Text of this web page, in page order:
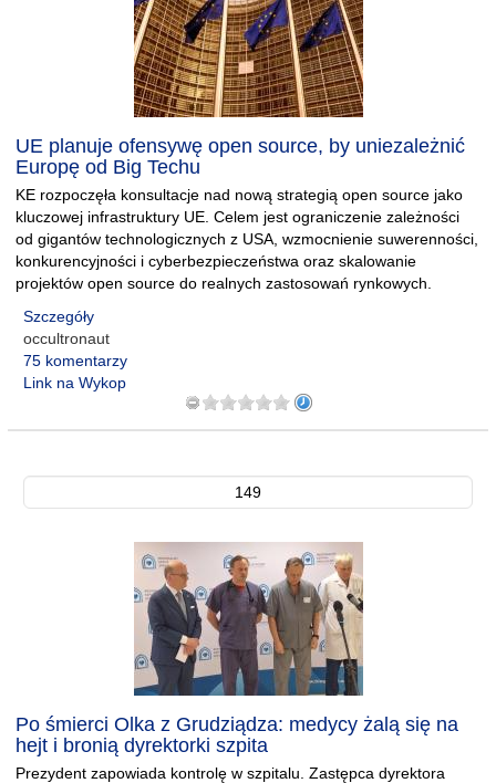
UE planuje ofensywę open source, by uniezależnić
Europę od Big Techu
KE rozpoczęła konsultacje nad nową strategią open source jako
kluczowej infrastruktury UE. Celem jest ograniczenie zależności
od gigantów technologicznych z USA, wzmocnienie suwerenności,
konkurencyjności i cyberbezpieczeństwa oraz skalowanie
projektów open source do realnych zastosowań rynkowych.
Szczegóły
occultronaut
75 komentarzy
Link na Wykop
149
Po śmierci Olka z Grudziądza: medycy żalą się na
hejt i bronią dyrektorki szpita
Prezydent zapowiada kontrolę w szpitalu. Zastępca dyrektora